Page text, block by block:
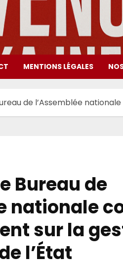
MENTIONS LÉGALES
de l’Assemblée
Bureau de
nationale
sur la
l’État